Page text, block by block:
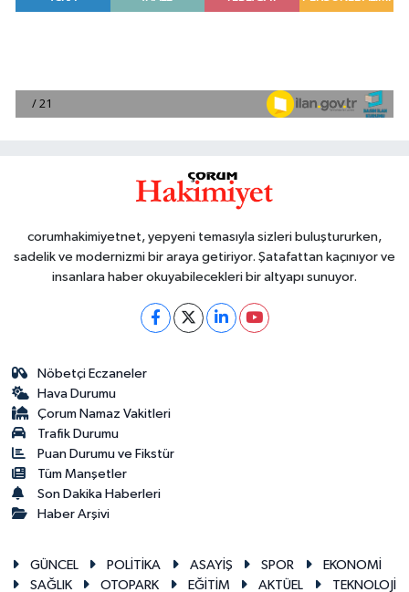
corumhakimiyetnet, yepyeni temasıyla sizleri buluştururken,
sadelik ve modernizmi bir araya getiriyor. Şatafattan kaçınıyor ve
insanlara haber okuyabilecekleri bir altyapı sunuyor.
Nöbetçi Eczaneler
Hava Durumu
Çorum Namaz Vakitleri
Trafik Durumu
Puan Durumu ve Fikstür
Tüm Manşetler
Son Dakika Haberleri
Haber Arşivi
GÜNCEL POLİTİKA ASAYİŞ SPOR
EKONOMİ
SAĞLIK
OTOPARK EĞİTİM AKTÜEL TEKNOLOJİ